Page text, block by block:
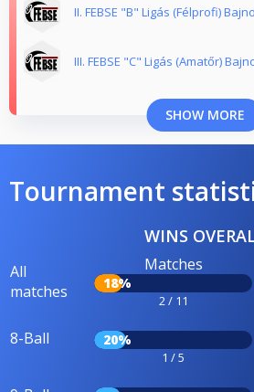
II. FEBSE "B" Ligás (Félprofi)
III. FEBSE "C" Ligás (Amatőr)
SHOW MORE
Tournament
WINS
All
matches
Matches
18%
2 / 11
8-Ball 20%
1 / 5